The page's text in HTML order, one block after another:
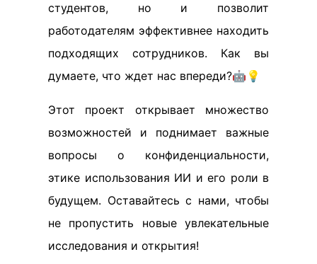
студентов, но и позволит
работодателям эффективнее находить
подходящих сотрудников. Как вы
думаете, что ждет нас впереди?🤖💡
Этот проект открывает множество
возможностей и поднимает важные
вопросы о конфиденциальности,
этике использования ИИ и его роли в
будущем. Оставайтесь с нами, чтобы
не пропустить новые увлекательные
исследования и открытия!